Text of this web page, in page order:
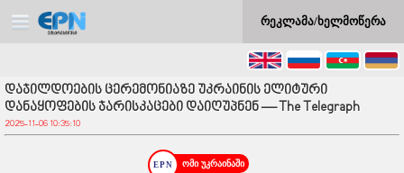
რეკლამა/ხელმოწერა
დაჯილდოების ცერემონიაზე უკრაინის ელიტური
დანაყოფების ჯარისკაცები დაიღუპნენ — The Telegraph
2025-11-06 10:35:10
ომი უკრაინაში